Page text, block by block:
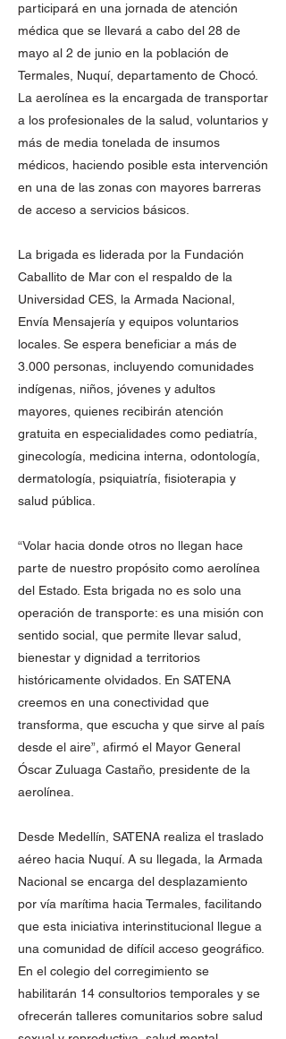
participará en una jornada de atención
médica que se llevará a cabo del 28 de
mayo al 2 de junio en la población de
Termales, Nuquí, departamento de Chocó.
La aerolínea es la encargada de transportar
a los profesionales de la salud, voluntarios y
más de media tonelada de insumos
médicos, haciendo posible esta intervención
en una de las zonas con mayores barreras
de acceso a servicios básicos.
La brigada es liderada por la Fundación
Caballito de Mar con el respaldo de la
Universidad CES, la Armada Nacional,
Envía Mensajería y equipos voluntarios
locales. Se espera beneficiar a más de
3.000 personas, incluyendo comunidades
indígenas, niños, jóvenes y adultos
mayores, quienes recibirán atención
gratuita en especialidades como pediatría,
ginecología, medicina interna, odontología,
dermatología, psiquiatría, fisioterapia y
salud pública.
“Volar hacia donde otros no llegan hace
parte de nuestro propósito como aerolínea
del Estado. Esta brigada no es solo una
operación de transporte: es una misión con
sentido social, que permite llevar salud,
bienestar y dignidad a territorios
históricamente olvidados. En SATENA
creemos en una conectividad que
transforma, que escucha y que sirve al país
desde el aire”, afirmó el Mayor General
Óscar Zuluaga Castaño, presidente de la
aerolínea.
Desde Medellín, SATENA realiza el traslado
aéreo hacia Nuquí. A su llegada, la Armada
Nacional se encarga del desplazamiento
por vía marítima hacia Termales, facilitando
que esta iniciativa interinstitucional llegue a
una comunidad de difícil acceso geográfico.
En el colegio del corregimiento se
habilitarán 14 consultorios temporales y se
ofrecerán talleres comunitarios sobre salud